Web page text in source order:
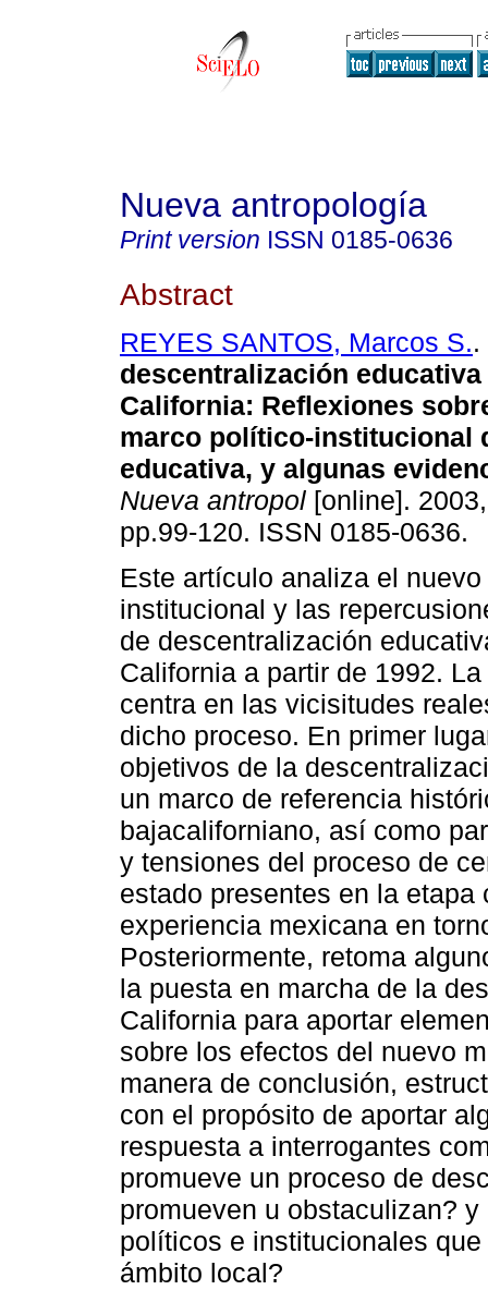
Nueva antropología
Print version ISSN 0185-0636
Abstract
REYES SANTOS, Marcos S..
descentralización educativa
California: Reflexiones
marco político-institucional
educativa, y algunas
Nueva antropol [online].
pp.99-120. ISSN 0185-0636.
Este artículo analiza el
institucional y las
de descentralización
California a partir de 1992.
centra en las vicisitudes
dicho proceso. En primer
objetivos de la
un marco de referencia
bajacaliforniano, así como
y tensiones del proceso de
estado presentes en la
experiencia mexicana en
Posteriormente, retoma
la puesta en marcha de la
California para aportar
sobre los efectos del nuevo
manera de conclusión,
con el propósito de aportar
respuesta a interrogantes
promueve un proceso de
promueven u obstaculizan?
políticos e institucionales
ámbito local?